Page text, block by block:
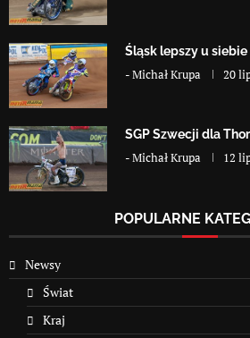
Śląsk lepszy u siebie
-Michał Krupa 20
SGP Szwecji dla
-Michał Krupa 12
POPULARNE
Newsy
Świat
Kraj